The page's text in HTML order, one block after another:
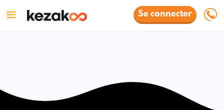
Se connecter